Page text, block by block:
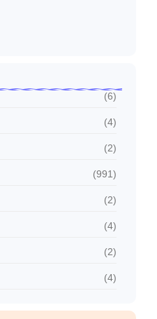
(6)
(4)
(2)
(991)
(2)
(4)
(2)
(4)